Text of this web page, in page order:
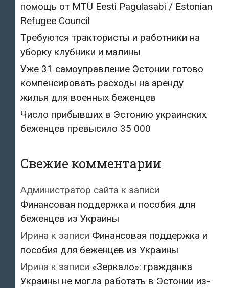
помощь от MTÜ Eesti Pagulasabi / Estonian
Refugee Council
Требуются трактористы и работники на
уборку клубники и малины
Уже 31 самоуправление Эстонии готово
компенсировать расходы на аренду
жилья для военных беженцев
Число прибывших в Эстонию украинских
беженцев превысило 35 000
Свежие комментарии
Администратор сайта к записи
Финансовая поддержка и пособия для
беженцев из Украины
Ирина к записи Финансовая поддержка и
пособия для беженцев из Украины
Ирина к записи «Зеркало»: гражданка
Украины не могла работать в Эстонии из-